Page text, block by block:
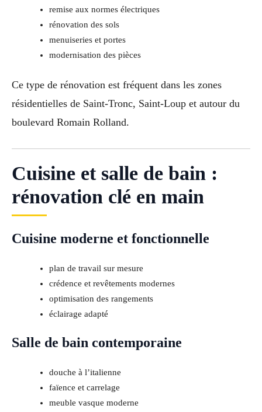
remise aux normes électriques
rénovation des sols
menuiseries et portes
modernisation des pièces
Ce type de rénovation est fréquent dans les zones
résidentielles de Saint-Tronc, Saint-Loup et autour du
boulevard Romain Rolland.
Cuisine et salle de bain :
rénovation clé en main
Cuisine moderne et fonctionnelle
plan de travail sur mesure
crédence et revêtements modernes
optimisation des rangements
éclairage adapté
Salle de bain contemporaine
douche à l’italienne
faïence et carrelage
meuble vasque moderne